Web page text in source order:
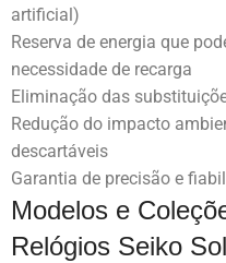
artificial)
Reserva de energia que
necessidade de recarga
Eliminação das
Redução do impacto
descartáveis
Garantia de precisão e
Modelos e
Relógios Seiko